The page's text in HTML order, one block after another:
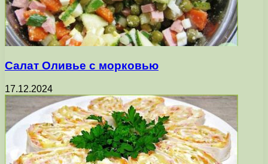
Салат Оливье с морковью
17.12.2024